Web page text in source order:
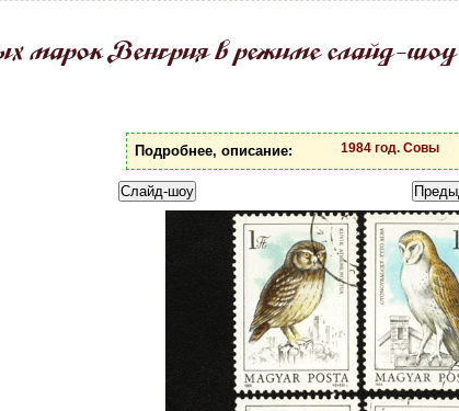
марок Венгрия в режиме слайд-шоу
Подробнее, описание: 1984 год. Совы